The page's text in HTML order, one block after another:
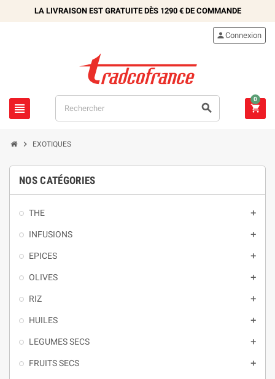
LA LIVRAISON EST GRATUITE DÈS 1290 €DE COMMANDE
 
Connexion

0
 EXOTIQUES
NOS CATÉGORIES
THE 
INFUSIONS 
EPICES 
OLIVES 
RIZ 
HUILES 
LEGUMES SECS 
FRUITS SECS 